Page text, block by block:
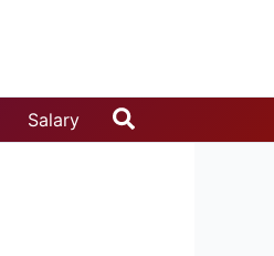
Salary Search